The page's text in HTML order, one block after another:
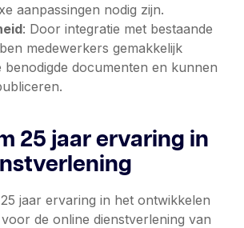
aanpassingen nodig zijn.
: Door integratie met bestaande
medewerkers gemakkelijk
benodigde documenten en kunnen
25 jaar ervaring in
jaar ervaring in het ontwikkelen
de online dienstverlening van